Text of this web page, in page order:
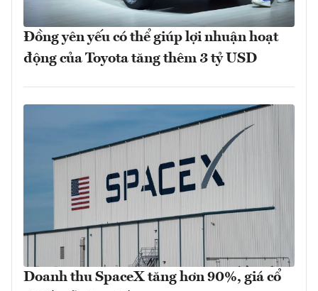
Đồng yên yếu có thể giúp lợi nhuận hoạt
động của Toyota tăng thêm 3 tỷ USD
Doanh thu SpaceX tăng hơn 90%, giá cổ